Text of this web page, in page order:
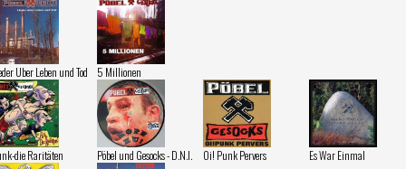
Uber Leben und Tod 5 Millionen
die Raritäten Pöbel und Gesocks - D.N.I. Oi! Punk Pervers Es War Einmal